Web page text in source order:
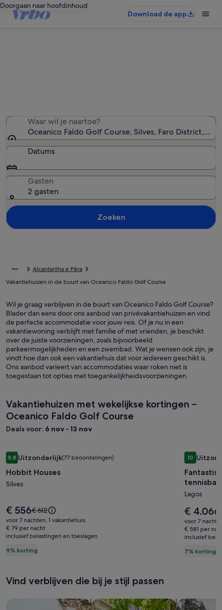
Doorgaan naar hoofdinhoud
Download de app
Waar wil je naartoe?
Oceanico Faldo Golf Course, Silves, Faro District,
Datums
Gasten
2 gasten
Zoeken
Alcantarilha e Pêra
Vakantiehuizen in de buurt van Oceanico Faldo Golf Course
Wil je graag verblijven in de buurt van Oceanico Faldo Golf Course?
Blader dan eens door ons aanbod van privévakantiehuizen en vind
de perfecte accommodatie voor jouw reis. Of je nu in een
vakantiewoning verblijft met familie of met vrienden, je beschikt
over de juiste voorzieningen, zoals bijvoorbeeld
parkeermogelijkheden en een zwembad. Wat je wensen ook zijn, je
vindt hoe dan ook een vakantiehuis dat voor iedereen geschikt is.
Ons aanbod varieert van accommodaties waar roken niet is
toegestaan tot opties met toegankelijkheidsvoorzieningen.
Vakantiehuizen met wekelijkse kortingen –
Oceanico Faldo Golf Course
Deals voor: 6 nov - 13 nov
Fotogalerie
voor
Hobbit
Houses
9,89,8 op 10, Uitzonderlijk, (77 beoordelingen)
Uitzonderlijk(77 beoordelingen)
Hobbit Houses
Silves
9% korting
De
prijs
is
€ 556
€ 556De
prijs
was
€ 612,
meer
het
€ 612
voor 7 nachten, 1 vakantiehuis
€ 79 per nacht
inclusief belastingen en toeslagen
Hobbit Houses
voor
villa
met
eigen
en
1010 op 10,
Lagos
7% korting
De
prijs
is
€ 4.066
€ 4.066
voor 7
€ 581 per
inclusief
Vind verblijven die bij je stijl passen
Zoeken naar huizen Zoeken naar flats/appartementen
Huisjes